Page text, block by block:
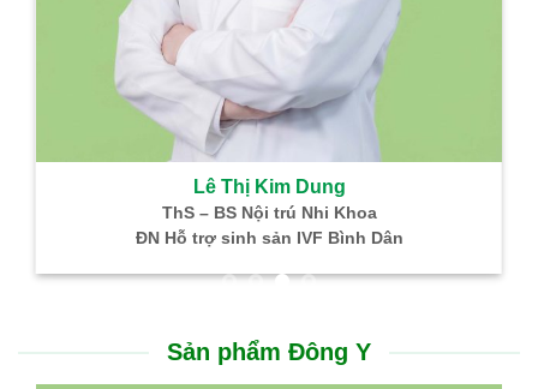
Lê Thị Kim Dung
ThS – BS Nội trú Nhi Khoa
ĐN Hỗ trợ sinh sản IVF Bình Dân
Sản phẩm Đông Y